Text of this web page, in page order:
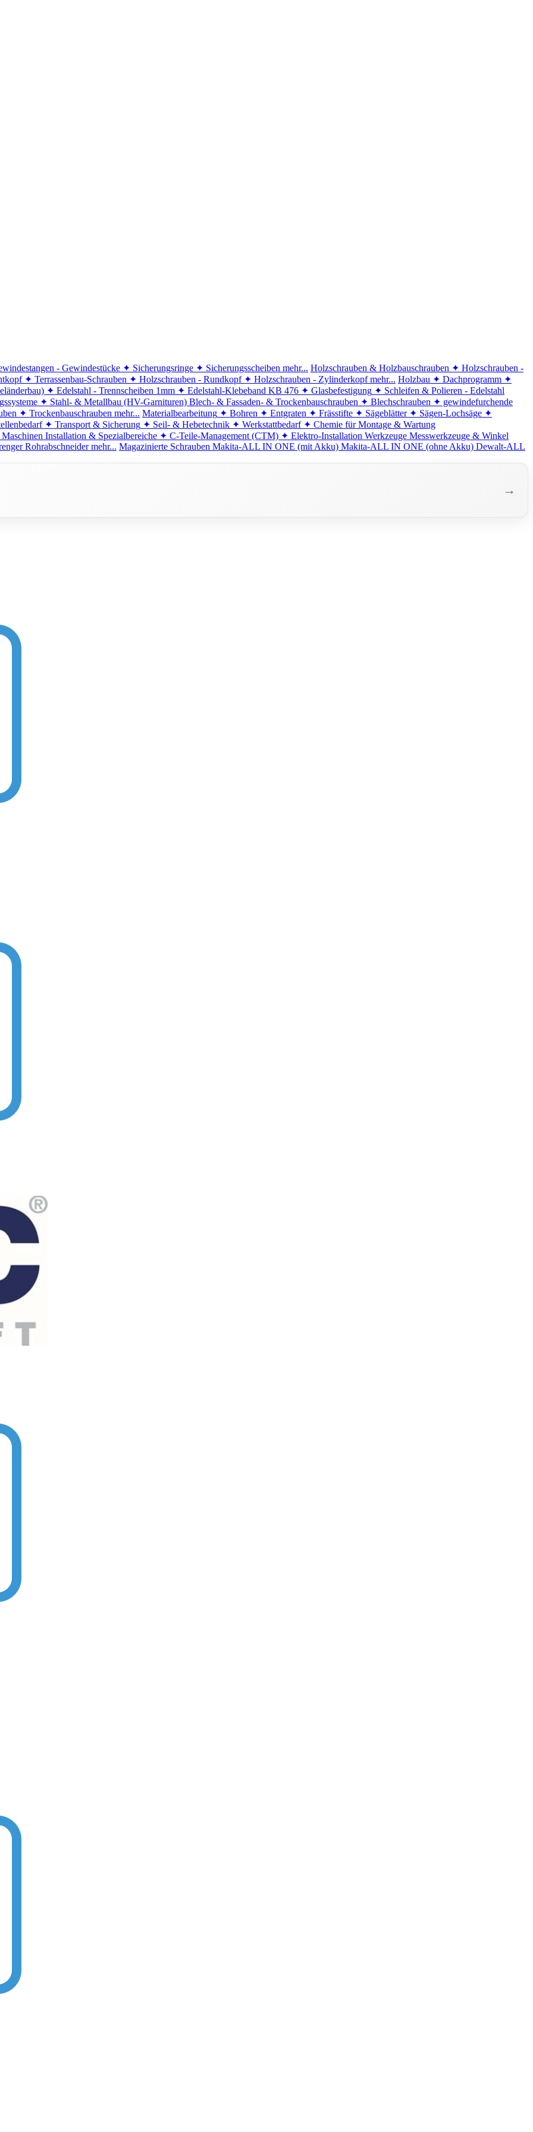
- Gewindestücke ✦ Sicherungsringe ✦ Sicherungsscheiben mehr... Holzschrauben & Holzbauschrauben ✦ Holzschrauben -
✦ Terrassenbau-Schrauben ✦ Holzschrauben - Rundkopf ✦ Holzschrauben - Zylinderkopf mehr... Holzbau ✦ Dachprogramm ✦
✦ Edelstahl - Trennscheiben 1mm ✦ Edelstahl-Klebeband KB 476 ✦ Glasbefestigung ✦ Schleifen & Polieren - Edelstahl
✦ Stahl- & Metallbau (HV-Garnituren) Blech- & Fassaden- & Trockenbauschrauben ✦ Blechschrauben ✦ gewindefurchende
✦ Trockenbauschrauben mehr... Materialbearbeitung ✦ Bohren ✦ Entgraten ✦ Frässtifte ✦ Sägeblätter ✦ Sägen-Lochsäge ✦
✦ Transport & Sicherung ✦ Seil- & Hebetechnik ✦ Werkstattbedarf ✦ Chemie für Montage & Wartung
Installation & Spezialbereiche ✦ C-Teile-Management (CTM) ✦ Elektro-Installation Werkzeuge Messwerkzeuge & Winkel
Rohrabschneider mehr... Magazinierte Schrauben Makita-ALL IN ONE (mit Akku) Makita-ALL IN ONE (ohne Akku) Dewalt-ALL
→